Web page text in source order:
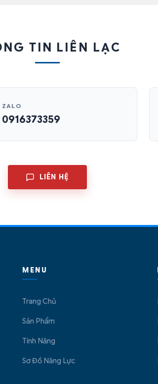
TIN LIÊN LẠC
ZALO
0916373359
LIÊN HỆ
MENU
Trang Chủ
Sản Phẩm
Tính Năng
Sơ Đồ Năng Lực